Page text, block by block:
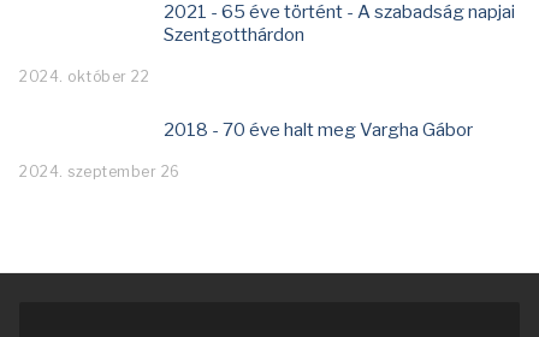
2021 - 65 éve történt - A szabadság napjai
Szentgotthárdon
2024. október 22
2018 - 70 éve halt meg Vargha Gábor
2024. szeptember 26